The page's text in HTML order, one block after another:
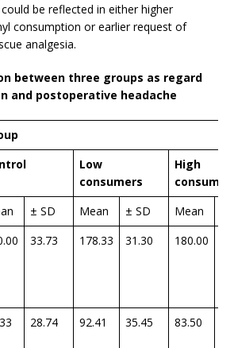
be reflected in either higher
consumption or earlier request of
analgesia.
between three groups as regard
and postoperative headache
Low
consumers
High
± SD Mean ± SD Mean
33.73 178.33 31.30 180.00
28.74 92.41 35.45 83.50